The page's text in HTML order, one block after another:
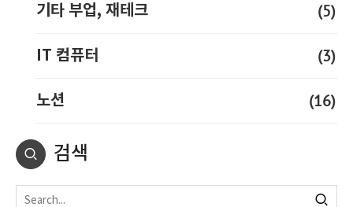
기타 부업, 재테크 (5)
IT 컴퓨터 (3)
노션 (16)
검색